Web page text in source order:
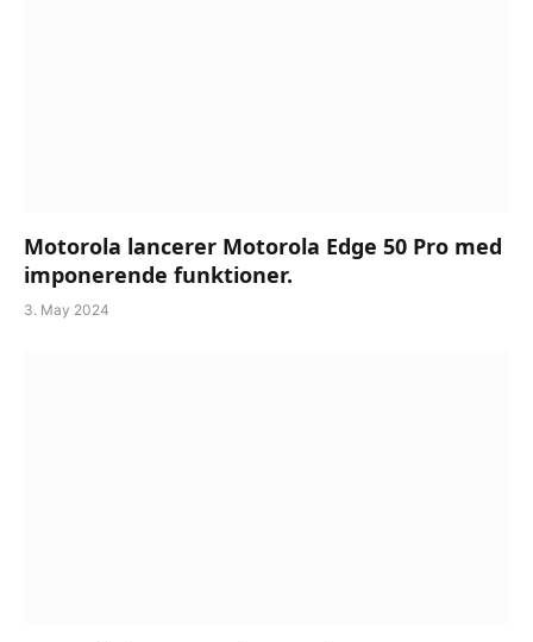
Motorola lancerer Motorola Edge 50 Pro med
imponerende funktioner.
3. May 2024